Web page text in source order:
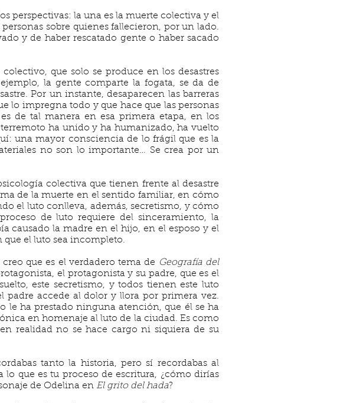
perspectivas: la una es la muerte colectiva y el
sobre quienes fallecieron, por un lado.
y de haber rescatado gente o haber sacado
que solo se produce en los desastres
la gente comparte la fogata, se da de
Por un instante, desaparecen las barreras
lo impregna todo y que hace que las personas
de tal manera en esa primera etapa, en los
ha unido y ha humanizado, ha vuelto
una mayor consciencia de lo frágil que es la
no son lo importante… Se crea por un
colectiva que tienen frente al desastre
de la muerte en el sentido familiar, en cómo
el luto conlleva, además, secretismo, y cómo
de luto requiere del sinceramiento, la
causado la madre en el hijo, en el esposo y el
que el luto sea incompleto.
que es el verdadero tema de Geografía del
el protagonista y su padre, que es el
este secretismo, y todos tienen este luto
accede al dolor y llora por primera vez.
le ha prestado ninguna atención, que él se ha
en homenaje al luto de la ciudad. Es como
realidad no se hace cargo ni siquiera de su
tanto la historia, pero sí recordabas al
que es tu proceso de escritura, ¿cómo dirías
de Odelina en El grito del hada?